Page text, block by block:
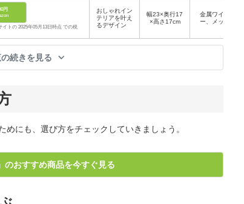
円
トの 2025年05月13日時点 での税
おしゃれイン
テリアを叶え
るデザイン
幅23×奥行17
×高さ17cm
金属ワイヤ
ー、メッキ
続きを見る
にも、選び方をチェックしていきましょう。
のおすすめ商品を今すぐ見る